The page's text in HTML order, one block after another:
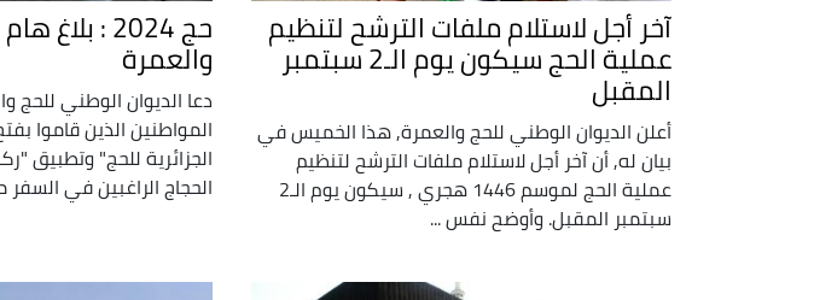
آخر أجل لاستلام ملفات الترشح لتنظيم
عملية الحج سيكون يوم الـ2 سبتمبر
المقبل
أعلن الديوان الوطني للحج والعمرة, هذا الخميس في
بيان له, أن آخر أجل لاستلام ملفات الترشح لتنظيم
عملية الحج لموسم 1446 هجري , سيكون يوم الـ2
سبتمبر المقبل. وأوضح نفس ...
حج 2024 :
والعمرة
دعا الديوان الوطني للحج
المواطنين الذين قاموا
الجزائرية للحج" وتطبيق
الحجاج الراغبين في